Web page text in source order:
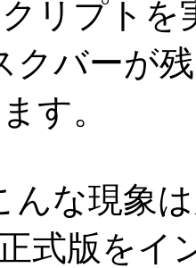
リプトを
クバーが
す。
んな現象
式版をイ